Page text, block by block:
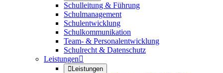
Schulleitung & Führung
Schulmanagement
Schulentwicklung
Schulkommunikation
Team- & Personalentwicklung
Schulrecht & Datenschutz
Leistungen
Leistungen